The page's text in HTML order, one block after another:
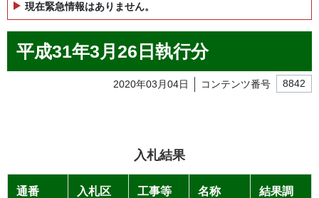
現在緊急情報はありません。
平成31年3月26日執行分
2020年03月04日 コンテンツ番号 8842
入札結果
通番
入札区
工事等
名称
結果調